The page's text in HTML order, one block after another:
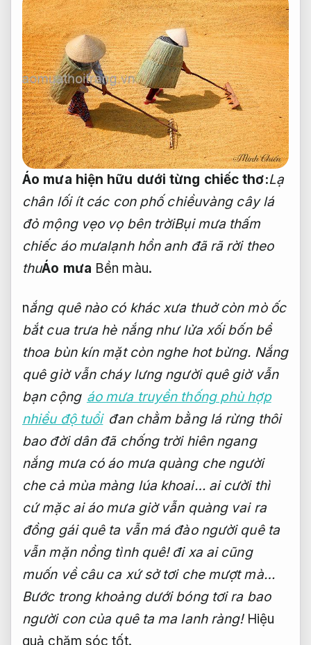
Áo mưa hiện hữu dưới từng chiếc thơ:Lạ
chân lối ít các con phố chiềuvàng cây lá
đỏ mộng vẹo vọ bên trờiBụi mưa thấm
chiếc áo mưalạnh hồn anh đã rã rời theo
thuÁo mưa Bền màu.
nắng quê nào có khác xưa thuở còn mò ốc
bắt cua trưa hè nắng như lửa xối bốn bề
thoa bùn kín mặt còn nghe hot bừng. Nắng
quê giờ vẫn cháy lưng người quê giờ vẫn
bạn cộng áo mưa truyền thống phù hợp
nhiều độ tuổi đan chằm bằng lá rừng thôi
bao đời dân đã chống trời hiên ngang
nắng mưa có áo mưa quàng che người
che cả mùa màng lúa khoai… ai cười thì
cứ mặc ai áo mưa giờ vẫn quàng vai ra
đồng gái quê ta vẫn má đào người quê ta
vẫn mặn nồng tình quê! đi xa ai cũng
muốn về câu ca xứ sở tơi che mượt mà…
Bước trong khoảng dưới bóng tơi ra bao
người con của quê ta ma lanh ràng! Hiệu
quả chăm sóc tốt.